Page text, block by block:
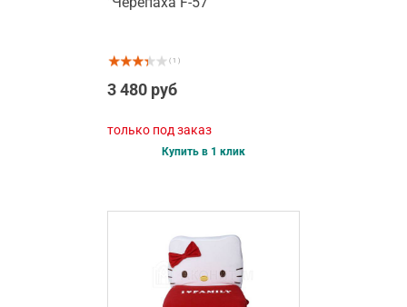
( 1 )
3 480 руб
только под заказ
Купить в 1 клик